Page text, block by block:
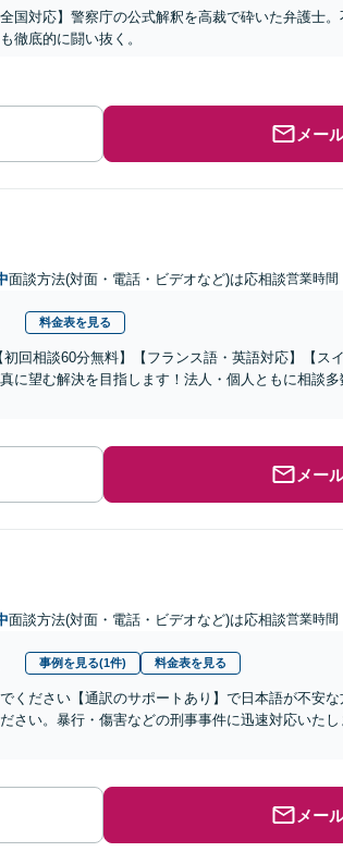
国対応】警察庁の公式解釈を高裁で砕いた弁護士
底的に闘い抜く。
メー
面談方法(対面・電話・ビデオなど)は応相談営業時間
料金表を見る
初回相談60分無料】【フランス語・英語対応】【ス
に望む解決を目指します！法人・個人ともに相談
メー
面談方法(対面・電話・ビデオなど)は応相談営業時間
事例を見る(1件) 料金表を見る
ください【通訳のサポートあり】で日本語が不安
さい。暴行・傷害などの刑事事件に迅速対応いた
メー